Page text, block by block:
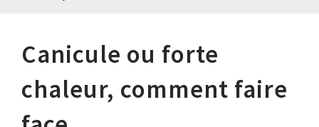
Canicule ou forte
chaleur, comment faire